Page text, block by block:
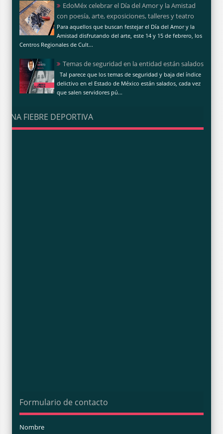
EdoMéx celebrar el Día del Amor y la Amistad
con poesía, arte, exposiciones, talleres y teatro
Para aquellos que buscan festejar el Día del Amor y la
Amistad disfrutando del arte, este 14 y 15 de febrero, los
Centros Regionales de Cult...
Temas de seguridad en la entidad están salados
Tal parece que los temas de seguridad y baja del índice
delictivo en el Estado de México están salados, cada vez
que salen servidores pú...
UNA FIEBRE DEPORTIVA
Formulario de contacto
Nombre